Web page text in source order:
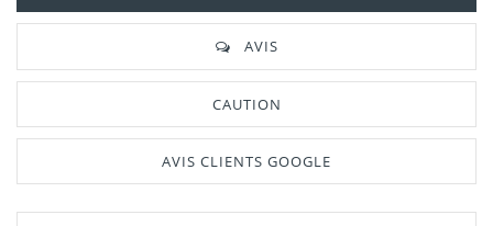
AVIS
CAUTION
AVIS CLIENTS GOOGLE